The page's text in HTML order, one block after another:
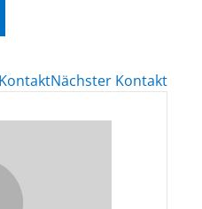
Nächster Kontakt